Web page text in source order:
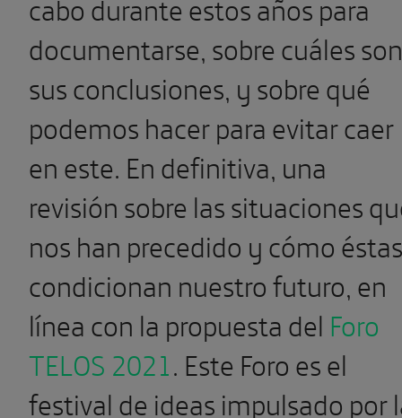
documentarse, sobre cuáles son
sus conclusiones, y sobre qué
podemos hacer para evitar caer
en este. En definitiva, una
revisión sobre las situaciones
nos han precedido y cómo éstas
condicionan nuestro futuro, en
línea con la propuesta del Foro
TELOS 2021. Este Foro es el
festival de ideas impulsado por